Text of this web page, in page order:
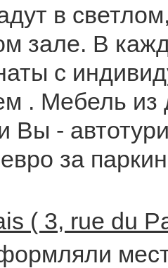
в
зале. В
с
. Мебель из
Вы -
за
( 3, rue du